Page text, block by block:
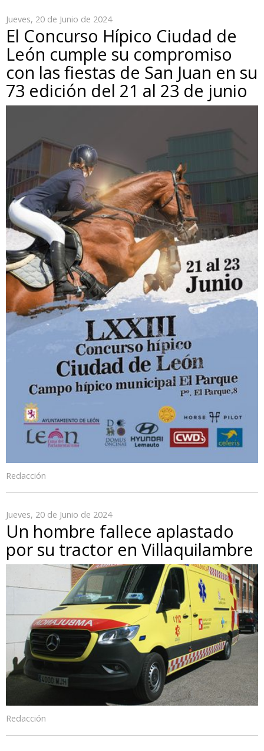
Jueves, 20 de Junio de 2024
El Concurso Hípico Ciudad de
León cumple su compromiso
con las fiestas de San Juan en su
73 edición del 21 al 23 de junio
Redacción
Jueves, 20 de Junio de 2024
Un hombre fallece aplastado
por su tractor en Villaquilambre
Redacción